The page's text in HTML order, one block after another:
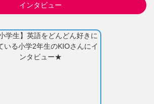
インタビュー